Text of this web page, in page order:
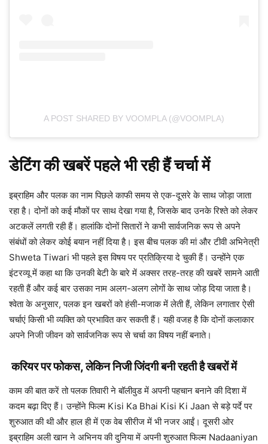
A POST SHARED BY VOOMPLA (@VOOMPLA)
डेटिंग की खबरें पहले भी रही हैं चर्चा में
इब्राहिम और पलक का नाम पिछले काफी समय से एक-दूसरे के साथ जोड़ा जाता
रहा है। दोनों को कई मौकों पर साथ देखा गया है, जिसके बाद उनके रिश्ते को लेकर
अटकलें लगती रही हैं। हालांकि दोनों सितारों ने कभी सार्वजनिक रूप से अपने
संबंधों को लेकर कोई बयान नहीं दिया है। इस बीच पलक की मां और टीवी अभिनेत्री
Shweta Tiwari भी पहले इस विषय पर प्रतिक्रिया दे चुकी हैं। उन्होंने एक
इंटरव्यू में कहा था कि उनकी बेटी के बारे में अक्सर तरह-तरह की खबरें सामने आती
रहती हैं और कई बार उसका नाम अलग-अलग लोगों के साथ जोड़ दिया जाता है।
श्वेता के अनुसार, पलक इन खबरों को हंसी-मजाक में लेती हैं, लेकिन लगातार ऐसी
चर्चाएं किसी भी व्यक्ति को प्रभावित कर सकती हैं। यही वजह है कि दोनों कलाकार
अपने निजी जीवन को सार्वजनिक रूप से चर्चा का विषय नहीं बनाते।
करियर पर फोकस, लेकिन निजी जिंदगी बनी रहती है खबरों में
काम की बात करें तो पलक तिवारी ने बॉलीवुड में अपनी पहचान बनाने की दिशा में
कदम बढ़ा दिए हैं। उन्होंने फिल्म Kisi Ka Bhai Kisi Ki Jaan से बड़े पर्दे पर
शुरुआत की थी और हाल ही में एक वेब सीरीज में भी नजर आईं। दूसरी ओर
इब्राहिम अली खान ने अभिनय की दुनिया में अपनी शुरुआत फिल्म Nadaaniyan